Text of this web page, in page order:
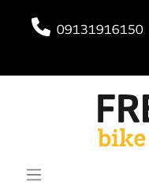
09131916150